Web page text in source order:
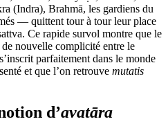
(Indra), Brahmā, les gardiens du
— quittent tour à tour leur place
Ce rapide survol montre que le
de nouvelle complicité entre le
parfaitement dans le monde
et que l’on retrouve mutatis
d’avatāra